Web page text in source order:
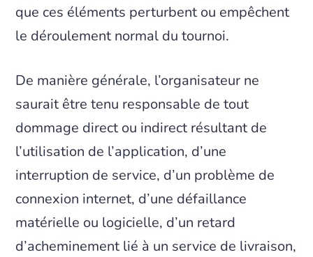
que ces éléments perturbent ou empêchent
le déroulement normal du tournoi.
De manière générale, l’organisateur ne
saurait être tenu responsable de tout
dommage direct ou indirect résultant de
l’utilisation de l’application, d’une
interruption de service, d’un problème de
connexion internet, d’une défaillance
matérielle ou logicielle, d’un retard
d’acheminement lié à un service de livraison,